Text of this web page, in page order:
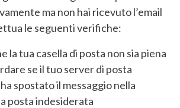
ma non hai ricevuto l’email
le seguenti verifiche:
la tua casella di posta non sia piena
se il tuo server di posta
spostato il messaggio nella
posta indesiderata